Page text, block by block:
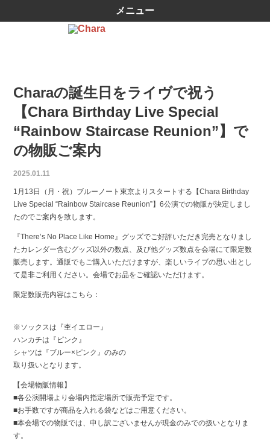
メニュー
Charaの誕生日をライヴで祝う
【Chara Birthday Live Special
“Rainbow Staircase Reunion”】で
の物販ご案内
2025.01.11
1月13日（月・祝）ブルーノート東京よりスタートする【Chara Birthday
Live Special “Rainbow Staircase Reunion”】6公演での物販が決定しまし
たのでご案内を致します。
『There’s No Place Like Home』グッズでご好評いただき完売となりまし
たカレンダー含むグッズ以外の数点、及び他グッズ数点を会場にて限定数
販売します。通販でもご購入いただけますが、楽しいライブの思い出とし
て是非ご利用ください。会場でお品をご確認いただけます。
限定数販売内容はこちら：
※ソックスは『杢イエロー』
ハンカチは『ピンク』
シャツは『ブルー×ピンク』のみの
取り扱いとなります。
【会場物販情報】
■各公演開場より会場内指定場所で販売予定です。
■お手数ですが商品を入れる袋などはご用意ください。
■本会場での物販では、申し訳ございませんが現金のみでの扱いとなりま
す。